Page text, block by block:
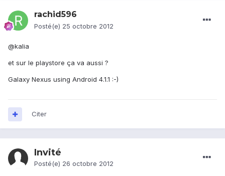
rachid596
Posté(e) 25 octobre 2012
@kalia
et sur le playstore ça va aussi ?
Galaxy Nexus using Android 4.1.1 :-)
Citer
Invité
Posté(e) 26 octobre 2012